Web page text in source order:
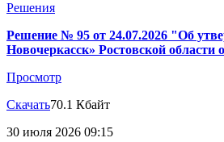
Решения
Решение № 95 от 24.07.2026 "Об
Новочеркасск» Ростовской
Просмотр
Скачать70.1 Кбайт
30 июля 2026 09:15